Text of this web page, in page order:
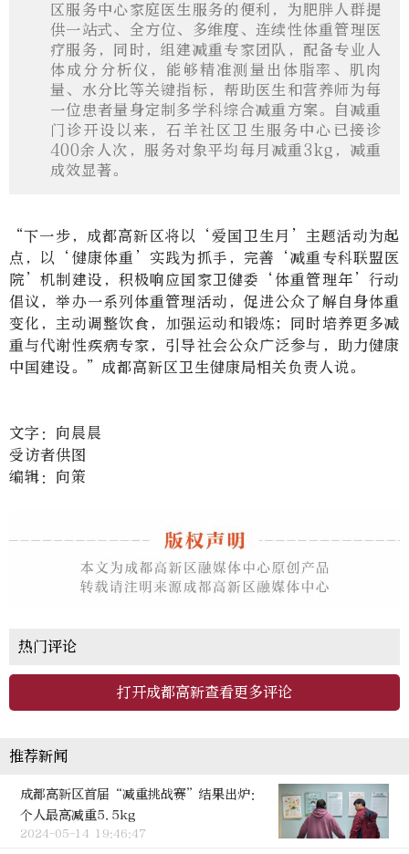
区服务中心家庭医生服务的便利，为肥胖人群提
供一站式、全方位、多维度、连续性体重管理医
疗服务，同时，组建减重专家团队，配备专业人
体成分分析仪，能够精准测量出体脂率、肌肉
量、水分比等关键指标，帮助医生和营养师为每
一位患者量身定制多学科综合减重方案。自减重
门诊开设以来，石羊社区卫生服务中心已接诊
400余人次，服务对象平均每月减重3kg，减重
成效显著。
“下一步，成都高新区将以‘爱国卫生月’主题活动为起
点，以‘健康体重’实践为抓手，完善‘减重专科联盟医
院’机制建设，积极响应国家卫健委‘体重管理年’行动
倡议，举办一系列体重管理活动，促进公众了解自身体重
变化，主动调整饮食，加强运动和锻炼；同时培养更多减
重与代谢性疾病专家，引导社会公众广泛参与，助力健康
中国建设。”成都高新区卫生健康局相关负责人说。
文字：向晨晨
受访者供图
编辑：向策
热门评论
打开成都高新查看更多评论
推荐新闻
成都高新区首届“减重挑战赛”结果出炉：
个人最高减重5.5kg
2024-05-14 19:46:47